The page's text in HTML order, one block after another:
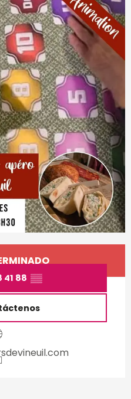
de
41 88 ▒▒